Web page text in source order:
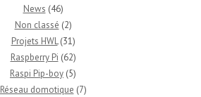
News (46)
Non classé (2)
Projets HWL(31)
Raspberry Pi (62)
Raspi Pip-boy (5)
Réseau domotique (7)